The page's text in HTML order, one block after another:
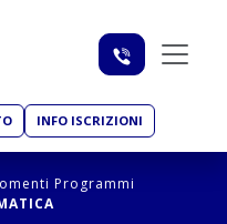
INFO ISCRIZIONI
Programmi